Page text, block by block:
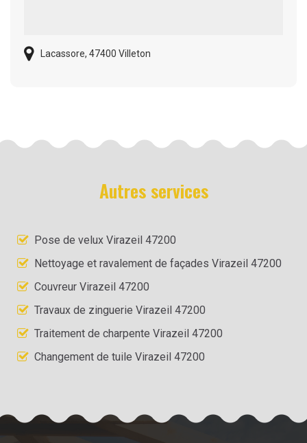
Lacassore, 47400 Villeton
Autres services
Pose de velux Virazeil 47200
Nettoyage et ravalement de façades Virazeil 47200
Couvreur Virazeil 47200
Travaux de zinguerie Virazeil 47200
Traitement de charpente Virazeil 47200
Changement de tuile Virazeil 47200